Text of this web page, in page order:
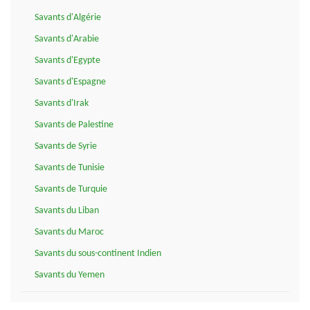
Savants d'Algérie
Savants d'Arabie
Savants d'Egypte
Savants d'Espagne
Savants d'Irak
Savants de Palestine
Savants de Syrie
Savants de Tunisie
Savants de Turquie
Savants du Liban
Savants du Maroc
Savants du sous-continent Indien
Savants du Yemen